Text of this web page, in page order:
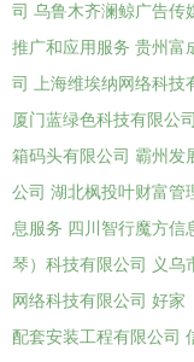
司 乌鲁木齐澜鲸广告传
推广和应用服务 贵州富
司
上海维埃纳网络科技
厦门蓝绿色科技有限公司
箱码头有限公司 霸州发
公司 湖北枫投叶财富管
息服务 四川智行魔方信
琴）科技有限公司
义乌
网络科技有限公司 好家
配套安装工程有限公司